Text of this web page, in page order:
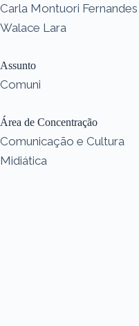
Carla Montuori Fernandes
Walace Lara
Assunto
Comuni
Área de Concentração
Comunicação e Cultura
Midiática